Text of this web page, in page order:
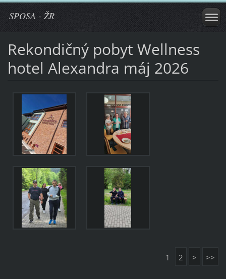
SPOSA - ŽR
Rekondičný pobyt Wellness
hotel Alexandra máj 2026
1 2 > >>